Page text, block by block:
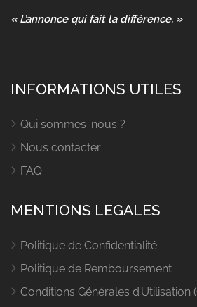
« L’annonce qui fait la différence. »
INFORMATIONS UTILES
Qui sommes-nous ?
Nous contacter
FAQ
MENTIONS LEGALES
Politique de Confidentialité
Politique de Remboursement
Conditions Générales d’Utilisation